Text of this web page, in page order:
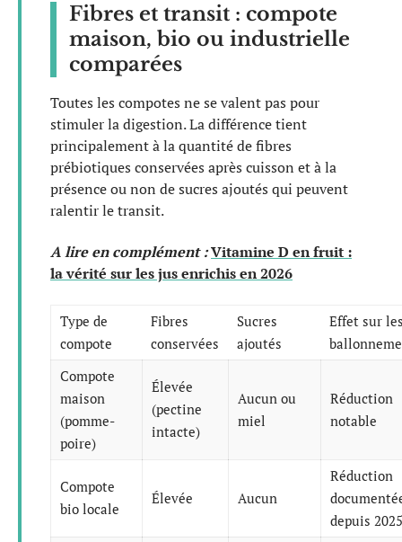
Fibres et transit : compote
maison, bio ou industrielle
comparées
Toutes les compotes ne se valent pas pour
stimuler la digestion. La différence tient
principalement à la quantité de fibres
prébiotiques conservées après cuisson et à la
présence ou non de sucres ajoutés qui peuvent
ralentir le transit.
A lire en complément :Vitamine D en fruit :
la vérité sur les jus enrichis en 2026
Type de
compote
Fibres
conservées
Sucres
ajoutés
Effet sur
Compote
maison
(pomme-
poire)
Élevée
(pectine
intacte)
Aucun ou
miel
Réduction
notable
Compote
bio locale
Élevée Aucun
Réduction
depuis 2025